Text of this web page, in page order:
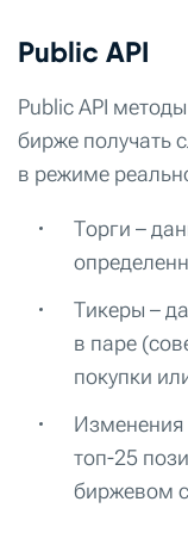
Public API
Public API
бирже
в режиме
Торги –
Тикеры –
в паре
покупки
Изменения
топ-25
биржевом